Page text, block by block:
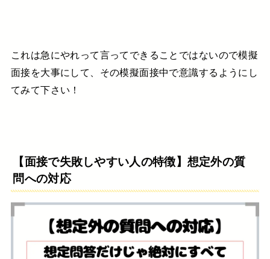
これは急にやれって言ってできることではないので模擬
面接を大事にして、その模擬面接中で意識するようにし
てみて下さい！
【面接で失敗しやすい人の特徴】想定外の質
問への対応